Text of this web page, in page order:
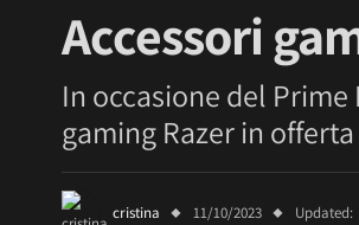
Accessori
In occasione del Prime
gaming Razer in offerta
cristina 11/10/2023 Updated: